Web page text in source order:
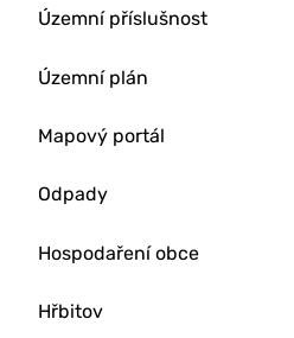
Územní příslušnost
Územní plán
Mapový portál
Odpady
Hospodaření obce
Hřbitov